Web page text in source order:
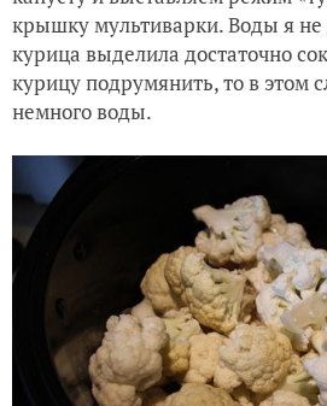
крышку мультиварки. Воды я не
курица выделила достаточно
курицу подрумянить, то в этом
немного воды.